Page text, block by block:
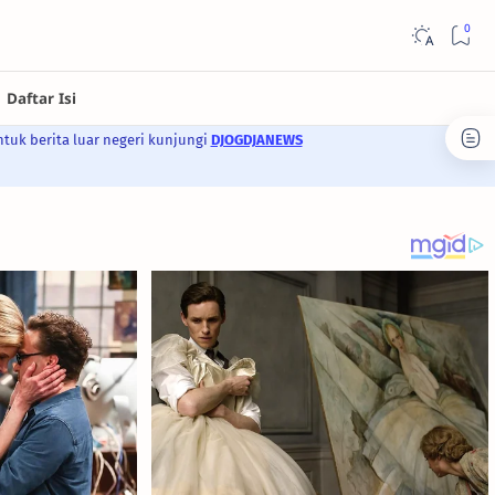
berita luar negeri kunjungi DJOGDJANEWS